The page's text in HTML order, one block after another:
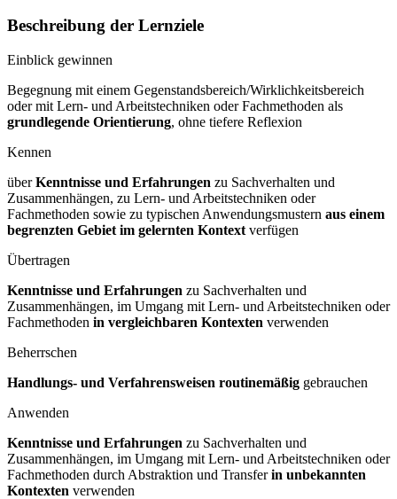
Beschreibung der Lernziele
Einblick gewinnen
Begegnung mit einem Gegenstandsbereich/Wirklichkeitsbereich
oder mit Lern- und Arbeitstechniken oder Fachmethoden als
grundlegende Orientierung, ohne tiefere Reflexion
Kennen
überKenntnisse und Erfahrungen zu Sachverhalten und
Zusammenhängen, zu Lern- und Arbeitstechniken oder
Fachmethoden sowie zu typischen Anwendungsmustern aus einem
begrenzten Gebiet im gelernten Kontext verfügen
Übertragen
Kenntnisse und Erfahrungen zu Sachverhalten und
Zusammenhängen, im Umgang mit Lern- und Arbeitstechniken oder
Fachmethoden in vergleichbaren Kontexten verwenden
Beherrschen
Handlungs- und Verfahrensweisen routinemäßig gebrauchen
Anwenden
Kenntnisse und Erfahrungen zu Sachverhalten und
Zusammenhängen, im Umgang mit Lern- und Arbeitstechniken oder
Fachmethoden durch Abstraktion und Transferin unbekannten
Kontexten verwenden